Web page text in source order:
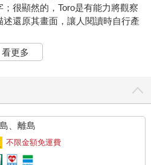
很顯然的，Toro是有能力將觀察
還原其畫面，讓人閱讀時自行產
格說起來，不是一本書，而是一
隨筆散文與詩文歌詞，以及社會
好的明天》當成一部電影來觀看與
，一下是具有文青氣質的歌詞作
心的演說家，然後瞬間又轉換成
的文字電影裡，我們可以看到
看更多
、離島
不限金額免運費